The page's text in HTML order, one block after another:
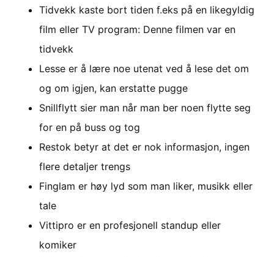
Tidvekk kaste bort tiden f.eks på en likegyldig
film eller TV program: Denne filmen var en
tidvekk
Lesse er å lære noe utenat ved å lese det om
og om igjen, kan erstatte pugge
Snillflytt sier man når man ber noen flytte seg
for en på buss og tog
Restok betyr at det er nok informasjon, ingen
flere detaljer trengs
Finglam er høy lyd som man liker, musikk eller
tale
Vittipro er en profesjonell standup eller
komiker